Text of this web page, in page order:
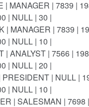
| MANAGER | 7839 |
| NULL | 30 |
| MANAGER | 7839 |
| NULL | 10 |
| ANALYST | 7566 |
| NULL | 20 |
PRESIDENT | NULL |
| NULL | 10 |
| SALESMAN | 7698